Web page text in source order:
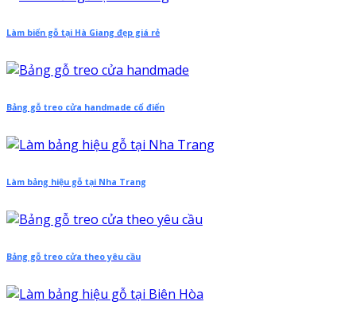
Làm biển gỗ tại Hà Giang đẹp giá rẻ
Bảng gỗ treo cửa handmade cổ điển
Làm bảng hiệu gỗ tại Nha Trang
Bảng gỗ treo cửa theo yêu cầu